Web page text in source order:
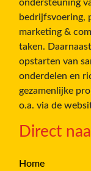
ondersteuning
bedrijfsvoering,
marketing &
taken.
opstarten van
onderdelen en
gezamenlijke
o.a. via de
Direct
Home